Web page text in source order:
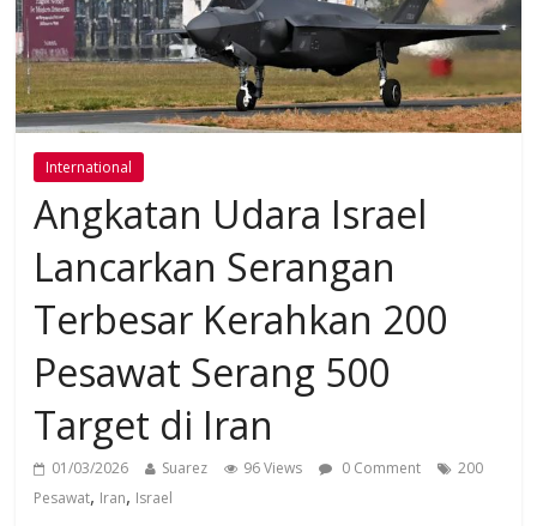
International
Angkatan Udara Israel
Lancarkan Serangan
Terbesar Kerahkan 200
Pesawat Serang 500
Target di Iran
01/03/2026 Suarez 96 Views 0 Comment
200
Pesawat, Iran, Israel